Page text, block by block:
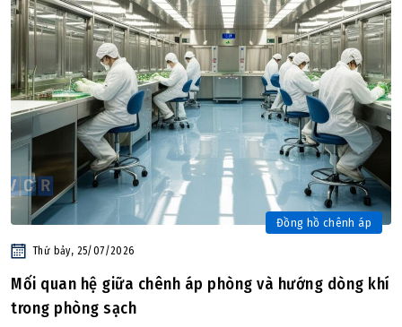
Đồng hồ chênh áp
Thứ bảy, 25/07/2026
Mối quan hệ giữa chênh áp phòng và hướng dòng khí
trong phòng sạch